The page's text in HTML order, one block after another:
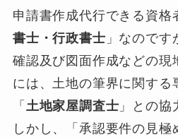
申請書作成代行できる資格
書士・行政書士 」なので
確認及び図面作成などの現
には、土地の筆界に関する
「 土地家屋調査士 」との協
しかし、「承認要件の見極